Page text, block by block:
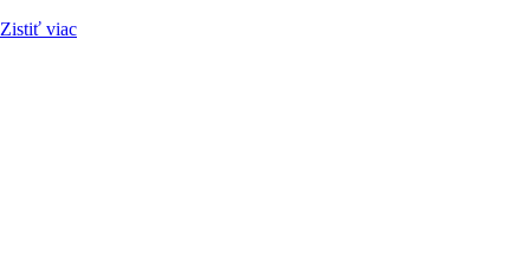
Zistiť viac